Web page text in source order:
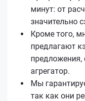
минут: от
значительно
Кроме того,
предлагают
предложения,
агрегатор.
Мы
так как они